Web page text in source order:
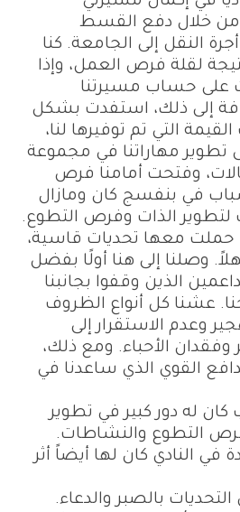
من خلال دفع القسط
النقل إلى الجامعة. كنا
نتيجة لقلة فرص العمل، وإذا
على حساب مسيرتنا
إلى ذلك، استفدت بشكل
التي تم توفيرها لنا،
تطوير مهاراتنا في مجموعة
وفتحت أمامنا فرص
في بنفسج كان ومازال
لتطوير الذات وفرص التطوع.
حملت معها تحديات قاسية،
وصلنا إلى هنا أولًا بفضل
الذين وقفوا بجانبنا
عشنا كل أنواع الظروف
وعدم الاستقرار إلى
وفقدان الأحباء. ومع ذلك،
القوي الذي ساعدنا في
كان له دور كبير في تطوير
فرص التطوع والنشاطات.
النادي كان لها أيضاً أثر
بالصبر والدعاء.